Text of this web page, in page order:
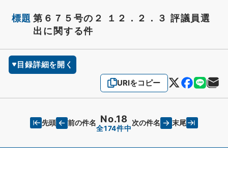
標題 第６７５号の２ １２．２．３ 評議員選
出に関する件
目録詳細を開く
URIをコピー
先頭 前の件名 No.18
全174件中
次の件名 末尾